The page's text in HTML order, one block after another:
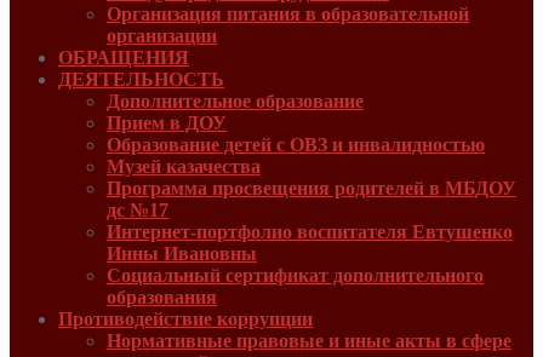
Организация питания в образовательной
организации
ОБРАЩЕНИЯ
ДЕЯТЕЛЬНОСТЬ
Дополнительное образование
Прием в ДОУ
Образование детей с ОВЗ и инвалидностью
Музей казачества
Программа просвещения родителей в МБДОУ
дс №17
Интернет-портфолио воспитателя Евтушенко
Инны Ивановны
Социальный сертификат дополнительного
образования
Противодействие коррупции
Нормативные правовые и иные акты в сфере